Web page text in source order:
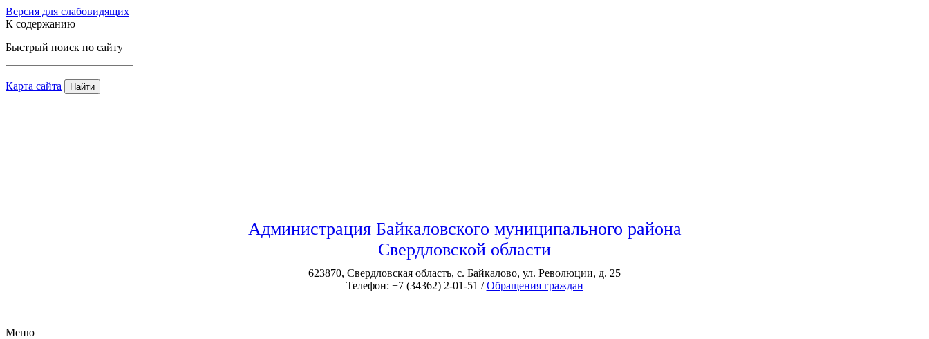
Версия для слабовидящих
К содержанию
Быстрый поиск по сайту
Карта сайта Найти
Администрация Байкаловского муниципального района
Свердловской области
623870, Свердловская область, с. Байкалово, ул. Революции, д. 25
Телефон: +7 (34362) 2-01-51 /Обращения граждан
Меню